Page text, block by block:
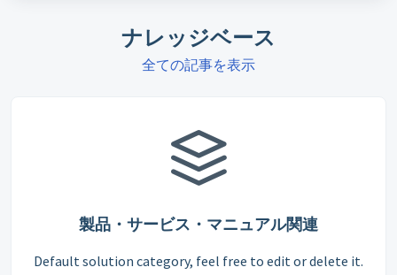
ナレッジベース
全ての記事を表示
製品・サービス・マニュアル関連
Default solution category, feel free to edit or delete it.